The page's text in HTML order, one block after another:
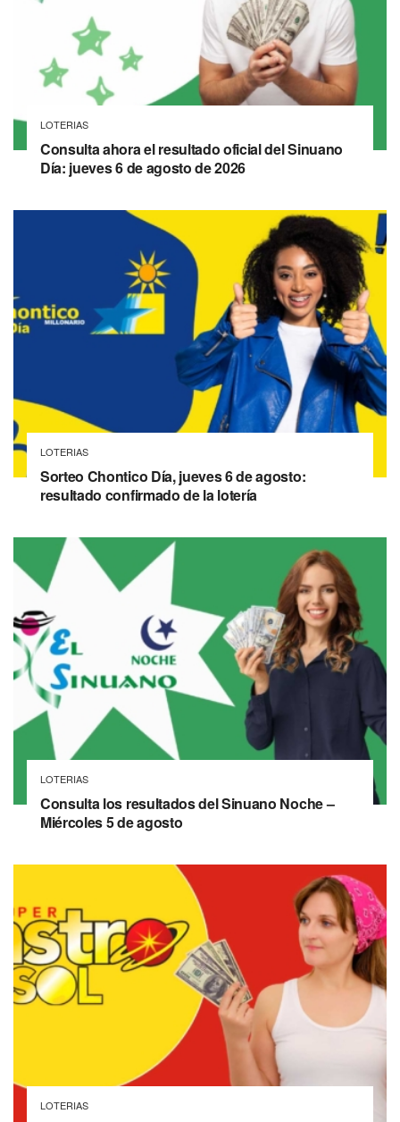
LOTERIAS
Consulta ahora el resultado oficial del Sinuano
Día: jueves 6 de agosto de 2026
LOTERIAS
Sorteo Chontico Día, jueves 6 de agosto:
resultado confirmado de la lotería
LOTERIAS
Consulta los resultados del Sinuano Noche –
Miércoles 5 de agosto
LOTERIAS